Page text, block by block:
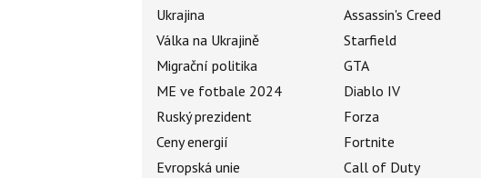
Ukrajina
Válka na Ukrajině
Migrační politika
ME ve fotbale 2024
Ruský prezident
Ceny energií
Evropská unie
Assassin's Creed
Starfield
GTA
Diablo IV
Forza
Fortnite
Call of Duty